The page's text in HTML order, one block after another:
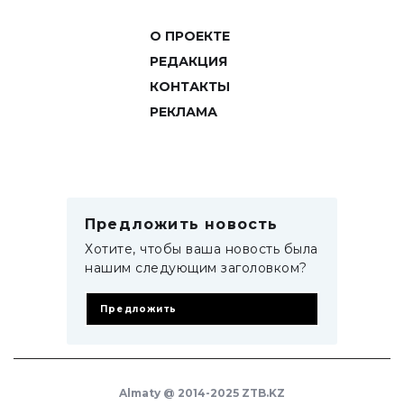
О ПРОЕКТЕ
РЕДАКЦИЯ
КОНТАКТЫ
РЕКЛАМА
Предложить новость
Хотите, чтобы ваша новость была
нашим следующим заголовком?
Предложить
Almaty @ 2014-2025 ZTB.KZ